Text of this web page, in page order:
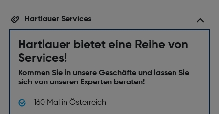
Hartlauer Services
Hartlauer bietet eine Reihe von
Services!
Kommen Sie in unsere Geschäfte und lassen Sie
sich von unseren Experten beraten!
160 Mal in Österreich